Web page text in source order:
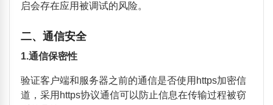
启会存在应用被调试的风险。
二、通信安全
1.通信保密性
验证客户端和服务器之前的通信是否使用 https加密信
道，采用 https协议通信可以防止信息在传输过程被窃